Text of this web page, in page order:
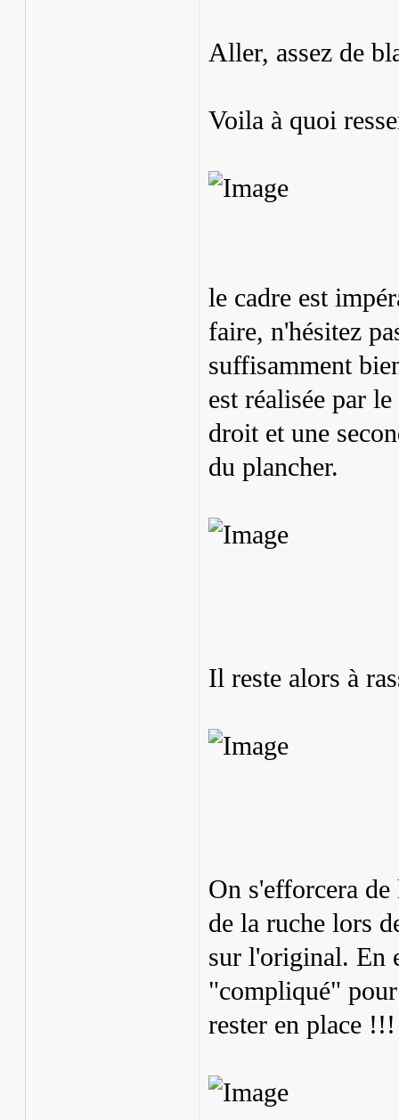
Aller, assez de
Voila à quoi
le cadre est
faire, n'hésitez
suffisamment
est réalisée par
droit et une
du plancher.
Il reste alors à
On s'efforcera
de la ruche lors
sur l'original. En
"compliqué"
rester en place !!!